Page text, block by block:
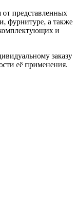
от представленных
фурнитуре, а также
и
заказу
её применения.